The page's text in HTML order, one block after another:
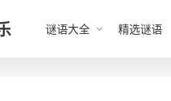
谜语大全 精选谜语